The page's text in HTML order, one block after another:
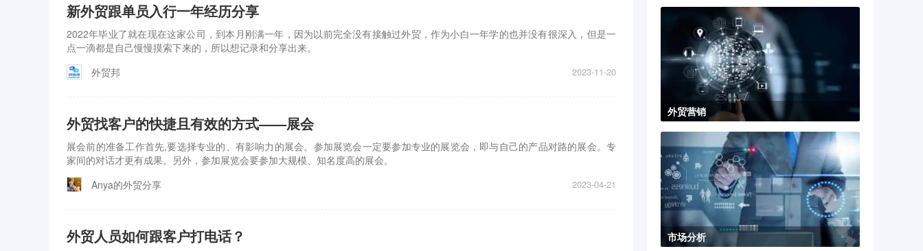
新外贸跟单员入行一年经历分享
2022年毕业了就在现在这家公司，到本月刚满一年，因为以前完全没有接触过外贸，作为小白一年学的也并没有很深入，但是一
点一滴都是自己慢慢摸索下来的，所以想记录和分享出来。
外贸邦
2023-11-20
外贸找客户的快捷且有效的方式——展会
展会前的准备工作首先,要选择专业的、有影响力的展会。参加展览会一定要参加专业的展览会，即与自己的产品对路的展会。专
家间的对话才更有成果。另外，参加展览会要参加大规模、知名度高的展会。
Anya的外贸分享
2023-04-21
外贸人员如何跟客户打电话？
外贸营销
市场分析